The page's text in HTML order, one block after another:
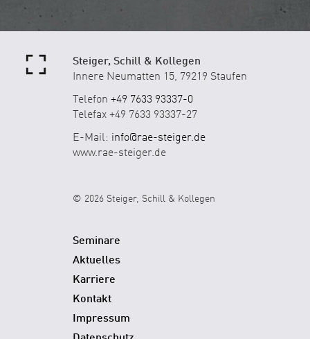
Steiger, Schill & Kollegen
Innere Neumatten 15, 79219 Staufen
Telefon +49 7633 93337-0
Telefax +49 7633 93337-27
E-Mail: info@rae-steiger.de
www.rae-steiger.de
© 2026 Steiger, Schill & Kollegen
Seminare
Aktuelles
Karriere
Kontakt
Impressum